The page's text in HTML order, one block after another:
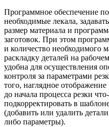
Программное обеспечение
необходимые лекала,
размер материала и
заготовок. При этом
и количество необходимого
раскладку деталей на
удобна для осуществления
контроля за параметрами
того, наглядное
до начала процесса резки
подкорректировать в
(добавить или удалить
либо параметры).